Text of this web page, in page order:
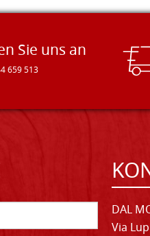
Sie uns an
659 513
DAL
Via